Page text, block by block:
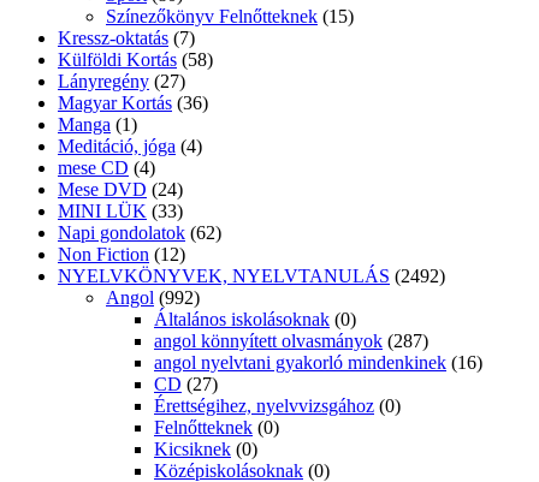
Színezőkönyv Felnőtteknek (15)
Kressz-oktatás (7)
Külföldi Kortás (58)
Lányregény (27)
Magyar Kortás (36)
Manga (1)
Meditáció, jóga (4)
mese CD (4)
Mese DVD (24)
MINI LÜK (33)
Napi gondolatok (62)
Non Fiction (12)
NYELVKÖNYVEK, NYELVTANULÁS (2492)
Angol (992)
Általános iskolásoknak (0)
angol könnyített olvasmányok (287)
angol nyelvtani gyakorló mindenkinek (16)
CD (27)
Érettségihez, nyelvvizsgához (0)
Felnőtteknek (0)
Kicsiknek (0)
Középiskolásoknak (0)